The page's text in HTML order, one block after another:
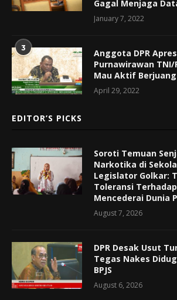
Gagal Menjaga
January 7, 2022
3
Anggota DPR
Purnawirawan
Mau Aktif Berjuang
April 29, 2022
EDITOR’S PICKS
Soroti Temuan
Narkotika di
Legislator Golkar:
Toleransi
Mencederai Dunia
August 7, 2026
DPR Desak Usut
Tegas Nakes
BPJS
August 6, 2026